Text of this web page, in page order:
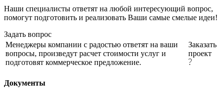
Наши специалисты ответят на любой интересующий вопрос,
помогут подготовить и реализовать Ваши самые смелые идеи!
Задать вопрос
Менеджеры компании с радостью ответят на ваши
вопросы, произведут расчет стоимости услуг и
подготовят коммерческое предложение.
Заказать
проект
Документы